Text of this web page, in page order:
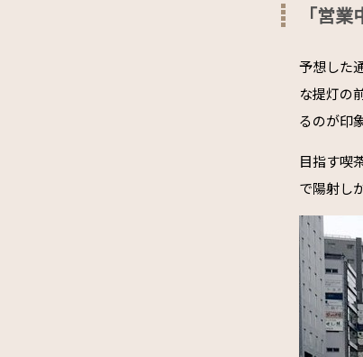
「営
予想した
な提灯の
るのが印
目指す喫
で陽射し